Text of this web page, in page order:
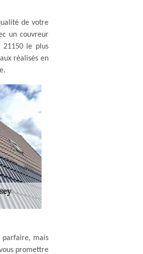
de votre
un couvreur
21150 le plus
réalisés en
parfaire, mais
promettre